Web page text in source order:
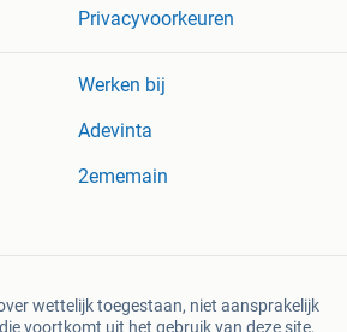
Privacyvoorkeuren
Werken bij
Adevinta
2ememain
wettelijk toegestaan, niet aansprakelijk
voortkomt uit het gebruik van deze site,